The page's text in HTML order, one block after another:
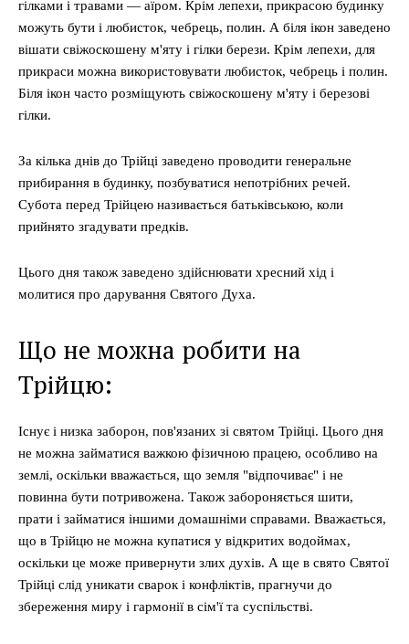
гілками і травами — аїром. Крім лепехи, прикрасою будинку
можуть бути і любисток, чебрець, полин. А біля ікон заведено
вішати свіжоскошену м'яту і гілки берези. Крім лепехи, для
прикраси можна використовувати любисток, чебрець і полин.
Біля ікон часто розміщують свіжоскошену м'яту і березові
гілки.
За кілька днів до Трійці заведено проводити генеральне
прибирання в будинку, позбуватися непотрібних речей.
Субота перед Трійцею називається батьківською, коли
прийнято згадувати предків.
Цього дня також заведено здійснювати хресний хід і
молитися про дарування Святого Духа.
Що не можна робити на
Трійцю:
Існує і низка заборон, пов'язаних зі святом Трійці. Цього дня
не можна займатися важкою фізичною працею, особливо на
землі, оскільки вважається, що земля "відпочиває" і не
повинна бути потривожена. Також забороняється шити,
прати і займатися іншими домашніми справами. Вважається,
що в Трійцю не можна купатися у відкритих водоймах,
оскільки це може привернути злих духів. А ще в свято Святої
Трійці слід уникати сварок і конфліктів, прагнучи до
збереження миру і гармонії в сім'ї та суспільстві.